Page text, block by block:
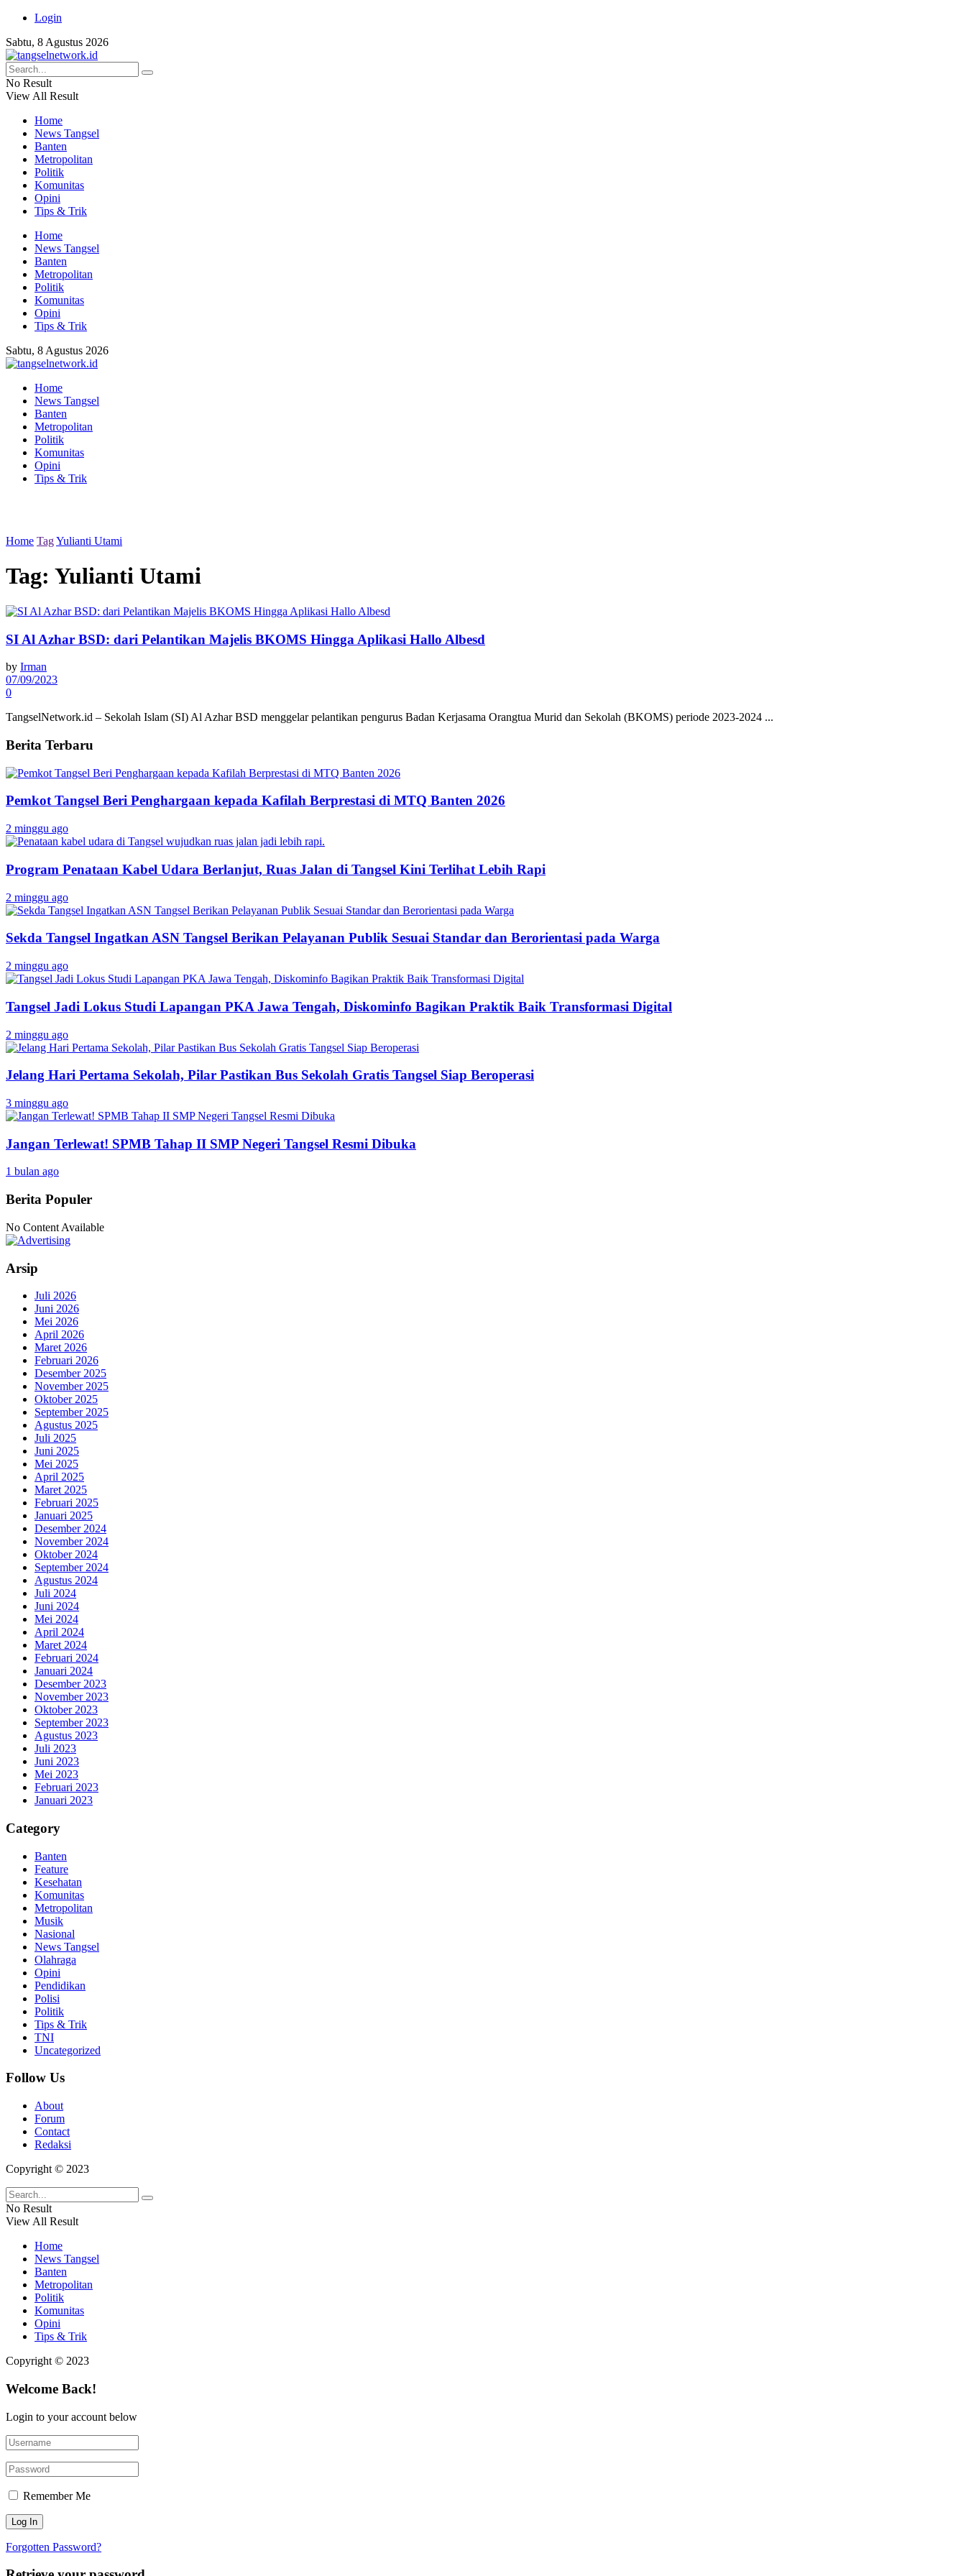
Login
Sabtu, 8 Agustus 2026
No Result
View All Result
Home
News Tangsel
Banten
Metropolitan
Politik
Komunitas
Opini
Tips & Trik
Home
News Tangsel
Banten
Metropolitan
Politik
Komunitas
Opini
Tips & Trik
Sabtu, 8 Agustus 2026
Home
News Tangsel
Banten
Metropolitan
Politik
Komunitas
Opini
Tips & Trik
Home TagYulianti Utami
Tag: Yulianti Utami
SI Al Azhar BSD: dari Pelantikan Majelis BKOMS Hingga Aplikasi Hallo Albesd
by Irman
07/09/2023
0
TangselNetwork.id – Sekolah Islam (SI) Al Azhar BSD menggelar pelantikan pengurus Badan Kerjasama Orangtua Murid dan Sekolah (BKOMS) periode 2023-2024 ...
Berita Terbaru
Pemkot Tangsel Beri Penghargaan kepada Kafilah Berprestasi di MTQ Banten 2026
2 minggu ago
Program Penataan Kabel Udara Berlanjut, Ruas Jalan di Tangsel Kini Terlihat Lebih Rapi
2 minggu ago
Sekda Tangsel Ingatkan ASN Tangsel Berikan Pelayanan Publik Sesuai Standar dan Berorientasi pada Warga
2 minggu ago
Tangsel Jadi Lokus Studi Lapangan PKA Jawa Tengah, Diskominfo Bagikan Praktik Baik Transformasi Digital
2 minggu ago
Jelang Hari Pertama Sekolah, Pilar Pastikan Bus Sekolah Gratis Tangsel Siap Beroperasi
3 minggu ago
Jangan Terlewat! SPMB Tahap II SMP Negeri Tangsel Resmi Dibuka
1 bulan ago
Berita Populer
No Content Available
Arsip
Juli 2026
Juni 2026
Mei 2026
April 2026
Maret 2026
Februari 2026
Desember 2025
November 2025
Oktober 2025
September 2025
Agustus 2025
Juli 2025
Juni 2025
Mei 2025
April 2025
Maret 2025
Februari 2025
Januari 2025
Desember 2024
November 2024
Oktober 2024
September 2024
Agustus 2024
Juli 2024
Juni 2024
Mei 2024
April 2024
Maret 2024
Februari 2024
Januari 2024
Desember 2023
November 2023
Oktober 2023
September 2023
Agustus 2023
Juli 2023
Juni 2023
Mei 2023
Februari 2023
Januari 2023
Category
Banten
Feature
Kesehatan
Komunitas
Metropolitan
Musik
Nasional
News Tangsel
Olahraga
Opini
Pendidikan
Polisi
Politik
Tips & Trik
TNI
Uncategorized
Follow Us
About
Forum
Contact
Redaksi
Copyright © 2023
No Result
View All Result
Home
News Tangsel
Banten
Metropolitan
Politik
Komunitas
Opini
Tips & Trik
Copyright © 2023
Welcome Back!
Login to your account below
Remember Me
Forgotten Password?